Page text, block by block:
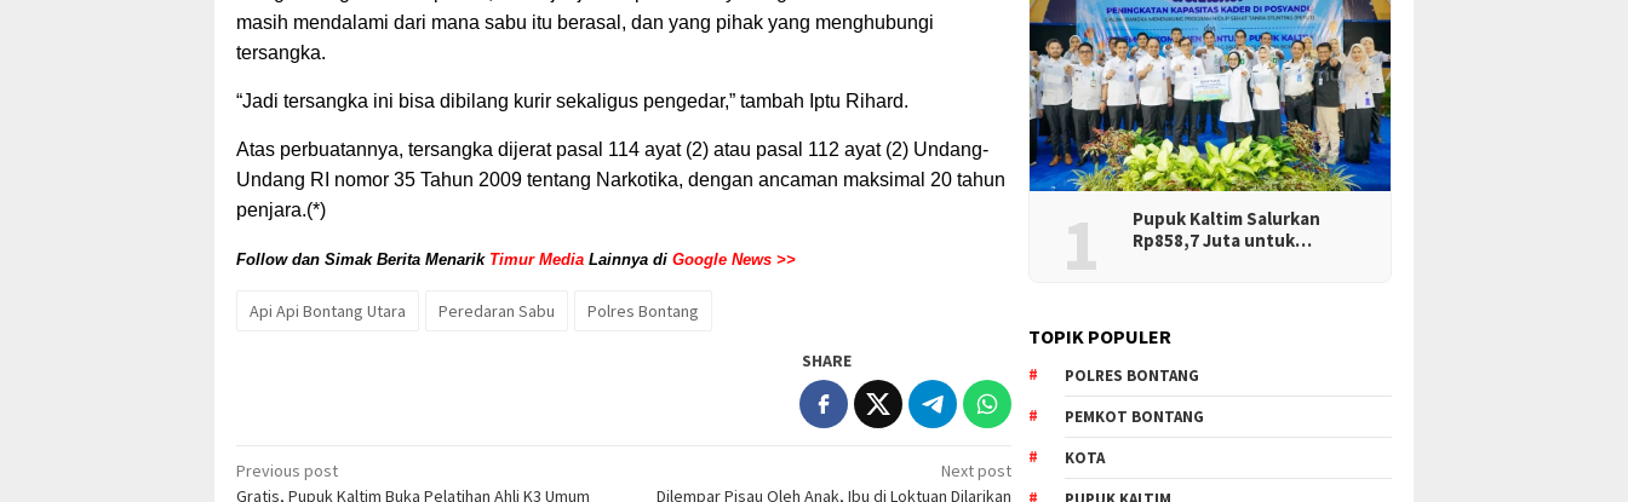
masih mendalami dari mana sabu itu berasal, dan yang pihak yang menghubungi
tersangka.
“Jadi tersangka ini bisa dibilang kurir sekaligus pengedar,” tambah Iptu Rihard.
Atas perbuatannya, tersangka dijerat pasal 114 ayat (2) atau pasal 112 ayat (2) Undang-
Undang RI nomor 35 Tahun 2009 tentang Narkotika, dengan ancaman maksimal 20 tahun
penjara.(*)
Follow dan Simak Berita Menarik Timur Media Lainnya di Google News >>
Api Api Bontang Utara Peredaran Sabu Polres Bontang
SHARE
Post
Previous post
Gratis, Pupuk Kaltim Buka Pelatihan Ahli K3 Umum
Next post
Dilempar Pisau Oleh Anak, Ibu di Loktuan Dilarikan
1
Pupuk Kaltim Salurkan
Rp858,7 Juta untuk…
TOPIK POPULER
POLRES BONTANG
PEMKOT BONTANG
KOTA